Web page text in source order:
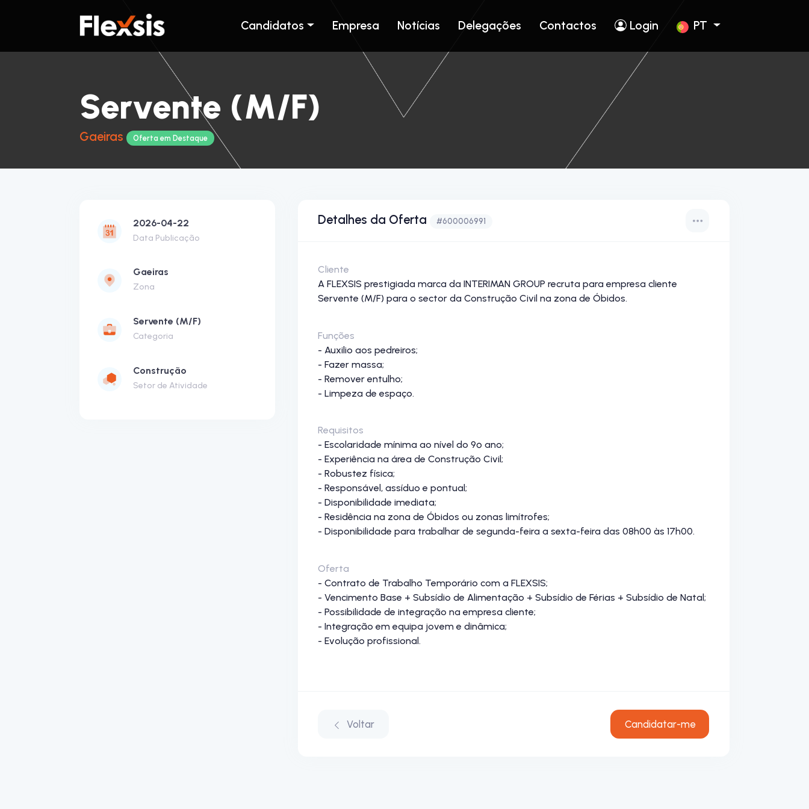
Candidatos Empresa Notícias Delegações Contactos Login PT
Servente (M/F)
Gaeiras Oferta em Destaque
2026-04-22
Data Publicação
Gaeiras
Zona
Servente (M/F)
Categoria
Construção
Setor de Atividade
Detalhes da Oferta #600006991
Cliente
A FLEXSIS prestigiada marca da INTERIMAN GROUP recruta para empresa cliente
Servente (M/F) para o sector da Construção Civil na zona de Óbidos.
Funções
- Auxilio aos pedreiros;
- Fazer massa;
- Remover entulho;
- Limpeza de espaço.
Requisitos
- Escolaridade mínima ao nível do 9º ano;
- Experiência na área de Construção Civil;
- Robustez física;
- Responsável, assíduo e pontual;
- Disponibilidade imediata;
- Residência na zona de Óbidos ou zonas limítrofes;
- Disponibilidade para trabalhar de segunda-feira a sexta-feira das 08h00 às 17h00.
Oferta
- Contrato de Trabalho Temporário com a FLEXSIS;
- Vencimento Base + Subsídio de Alimentação + Subsídio de Férias + Subsídio de Natal;
- Possibilidade de integração na empresa cliente;
- Integração em equipa jovem e dinâmica;
- Evolução profissional.
Voltar Candidatar-me